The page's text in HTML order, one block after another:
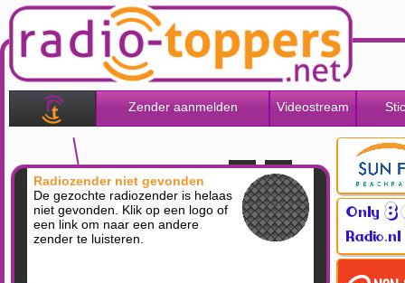
Zender aanmelden Videostream
Radiozender niet gevonden
De gezochte radiozender is helaas
niet gevonden. Klik op een logo of
een link om naar een andere
zender te luisteren.